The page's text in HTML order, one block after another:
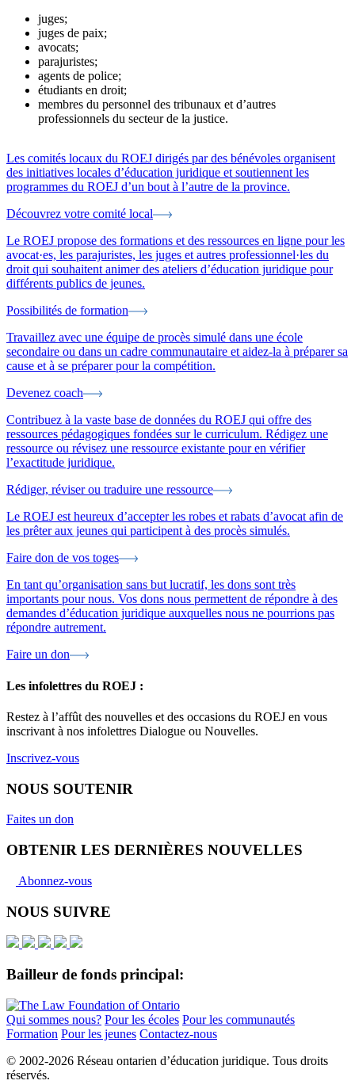
juges;
juges de paix;
avocats;
parajuristes;
agents de police;
étudiants en droit;
membres du personnel des tribunaux et d’autres
professionnels du secteur de la justice.
Les comités locaux du ROEJ dirigés par des bénévoles organisent
des initiatives locales d’éducation juridique et soutiennent les
programmes du ROEJ d’un bout à l’autre de la province.
Découvrez votre comité local
Le ROEJ propose des formations et des ressources en ligne pour les
avocat·es, les parajuristes, les juges et autres professionnel·les du
droit qui souhaitent animer des ateliers d’éducation juridique pour
différents publics de jeunes.
Possibilités de formation
Travaillez avec une équipe de procès simulé dans une école
secondaire ou dans un cadre communautaire et aidez-la à préparer sa
cause et à se préparer pour la compétition.
Devenez coach
Contribuez à la vaste base de données du ROEJ qui offre des
ressources pédagogiques fondées sur le curriculum. Rédigez une
ressource ou révisez une ressource existante pour en vérifier
l’exactitude juridique.
Rédiger, réviser ou traduire une ressource
Le ROEJ est heureux d’accepter les robes et rabats d’avocat afin de
les prêter aux jeunes qui participent à des procès simulés.
Faire don de vos toges
En tant qu’organisation sans but lucratif, les dons sont très
importants pour nous. Vos dons nous permettent de répondre à des
demandes d’éducation juridique auxquelles nous ne pourrions pas
répondre autrement.
Faire un don
Les infolettres du ROEJ :
Restez à l’affût des nouvelles et des occasions du ROEJ en vous
inscrivant à nos infolettres Dialogue ou Nouvelles.
Inscrivez-vous
NOUS SOUTENIR
Faites un don
OBTENIR LES DERNIÈRES NOUVELLES
Abonnez-vous
NOUS SUIVRE
Bailleur de fonds principal:
Qui sommes nous? Pour les écoles Pour les communautés
Formation Pour les jeunes Contactez-nous
© 2002-2026 Réseau ontarien d’éducation juridique. Tous droits
réservés.